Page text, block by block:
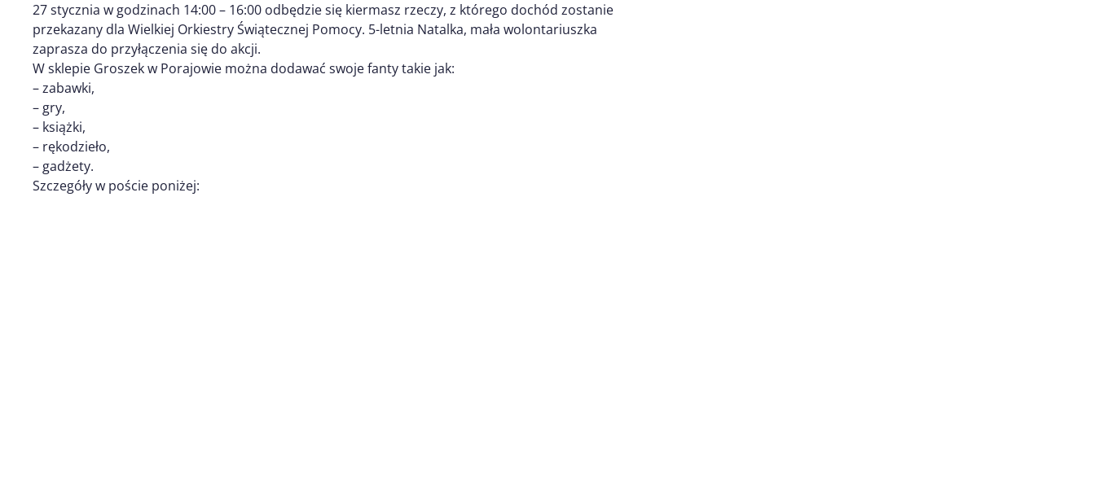
27 stycznia w godzinach 14:00 – 16:00 odbędzie się kiermasz rzeczy, z którego dochód zostanie
przekazany dla Wielkiej Orkiestry Świątecznej Pomocy. 5-letnia Natalka, mała wolontariuszka
zaprasza do przyłączenia się do akcji.
W sklepie Groszek w Porajowie można dodawać swoje fanty takie jak:
– zabawki,
– gry,
– książki,
– rękodzieło,
– gadżety.
Szczegóły w poście poniżej: